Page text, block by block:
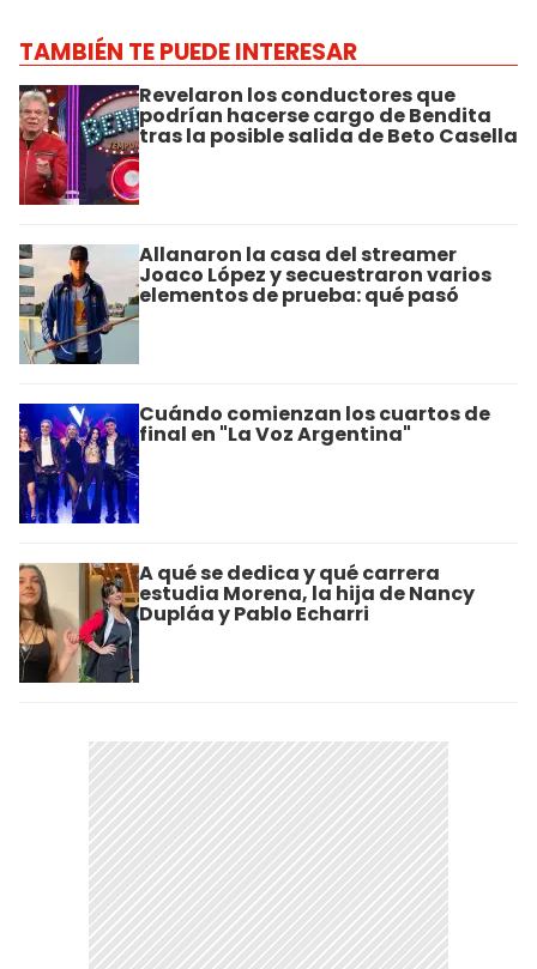
TAMBIÉN TE PUEDE INTERESAR
Revelaron los conductores que
podrían hacerse cargo de Bendita
tras la posible salida de Beto Casella
Allanaron la casa del streamer
Joaco López y secuestraron varios
elementos de prueba: qué pasó
Cuándo comienzan los cuartos de
final en "La Voz Argentina"
A qué se dedica y qué carrera
estudia Morena, la hija de Nancy
Dupláa y Pablo Echarri